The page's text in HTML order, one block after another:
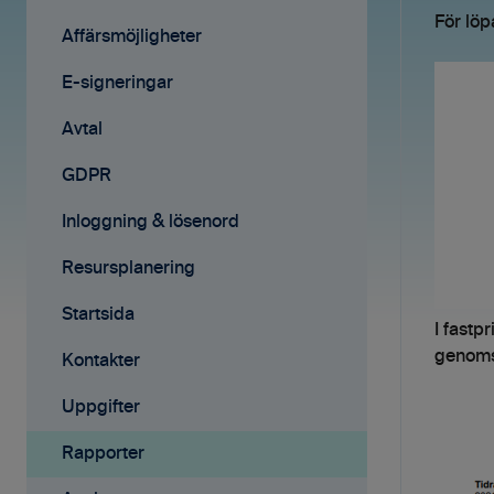
För
I
Avtal
Affärsmöjligheter
Rapporter
Samarbete
Mobilappen
Fakturering
Fakturering (ny)
Mobilappen
Affärsmöjligheter
E-signeringar
Kontakter
Tilläggstjänster
Rapporter
Startsida
Resursplanering
Affärsmöjligheter
E-signeringar
Avtal
GDPR
Inloggning & lösenord
Resursplanering
Startsida
Kontakter
Uppgifter
Rapporter